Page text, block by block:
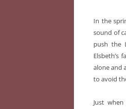
In the
sound of
push the
Elsbeth’s
alone and
to avoid
Just